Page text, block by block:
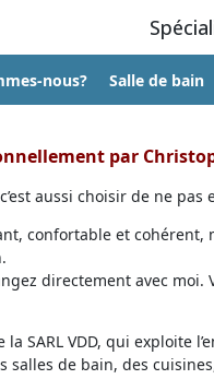
nous? Salle de bain
par
aussi choisir de ne
confortable et
directement avec
la SARL VDD, qui
salles de bain, des